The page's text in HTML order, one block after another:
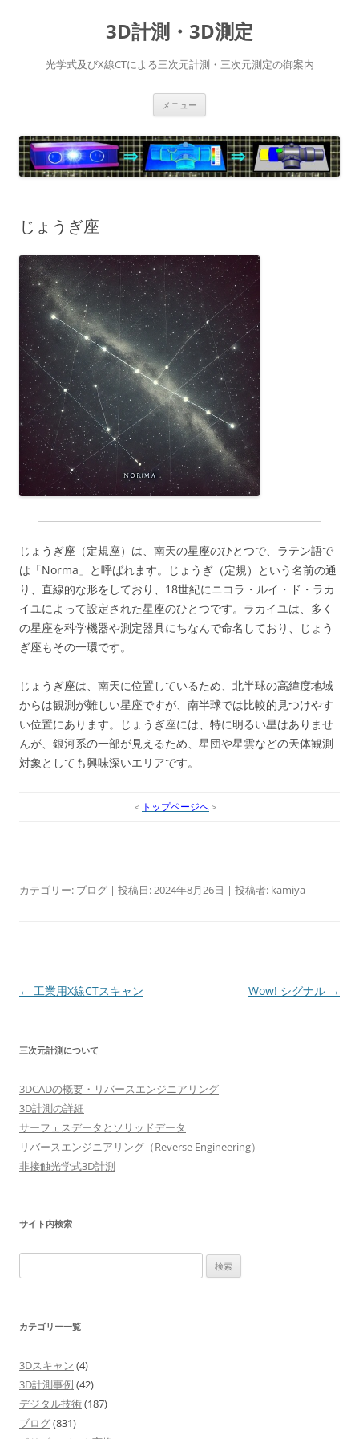
3D計測・3D測定
光学式及びX線CTによる三次元計測・三次元測定の御案内
メニュー
じょうぎ座
じょうぎ座（定規座）は、南天の星座のひとつで、ラテン語で
は「Norma」と呼ばれます。じょうぎ（定規）という名前の通
り、直線的な形をしており、18世紀にニコラ・ルイ・ド・ラカ
イユによって設定された星座のひとつです。ラカイユは、多く
の星座を科学機器や測定器具にちなんで命名しており、じょう
ぎ座もその一環です。
じょうぎ座は、南天に位置しているため、北半球の高緯度地域
からは観測が難しい星座ですが、南半球では比較的見つけやす
い位置にあります。じょうぎ座には、特に明るい星はありませ
んが、銀河系の一部が見えるため、星団や星雲などの天体観測
対象としても興味深いエリアです。
＜ トップページへ＞
カテゴリー: ブログ | 投稿日:2024年8月26日 | 投稿者: kamiya
投
ビ
ー
シ
ョ
ン
← 工業用X線CTスキャン Wow! シグナル →
三次元計測について
3DCADの概要・リバースエンジニアリング
3D計測の詳細
サーフェスデータとソリッドデータ
リバースエンジニアリング（Reverse Engineering）
非接触光学式3D計測
サイト内検索
索:
カテゴリー一覧
3Dスキャン (4)
3D計測事例 (42)
デジタル技術(187)
ブログ(831)